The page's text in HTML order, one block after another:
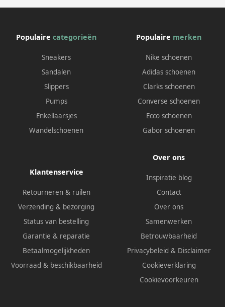
Populaire categorieën
Sneakers
Sandalen
Slippers
Pumps
Enkellaarsjes
Wandelschoenen
Populaire merken
Nike schoenen
Adidas schoenen
Clarks schoenen
Converse schoenen
Ecco schoenen
Gabor schoenen
Klantenservice
Retourneren & ruilen
Verzending & bezorging
Status van bestelling
Garantie & reparatie
Betaalmogelijkheden
Voorraad & beschikbaarheid
Over ons
Inspiratie blog
Contact
Over ons
Samenwerken
Betrouwbaarheid
Privacybeleid & Disclaimer
Cookieverklaring
Cookievoorkeuren